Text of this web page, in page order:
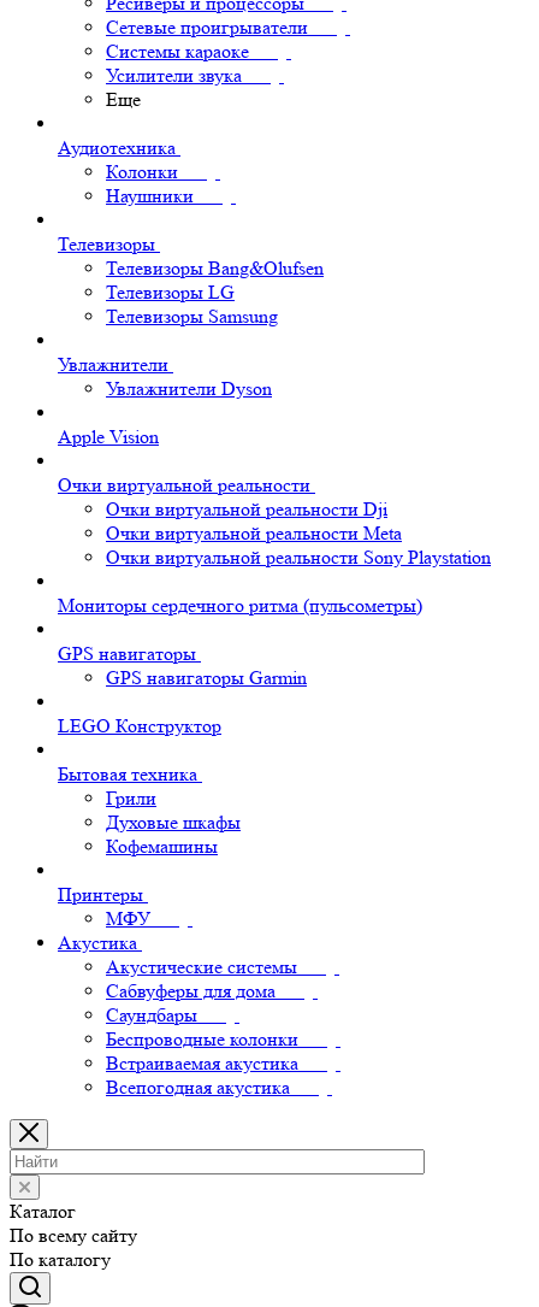
Сетевые проигрыватели
Системы караоке
Усилители звука
Еще
Аудиотехника
Колонки
Наушники
Телевизоры
Телевизоры Bang&Olufsen
Телевизоры LG
Телевизоры Samsung
Увлажнители
Увлажнители Dyson
Apple Vision
Очки виртуальной реальности
Очки виртуальной реальности Dji
Очки виртуальной реальности Meta
Очки виртуальной реальности Sony Playstation
Мониторы сердечного ритма (пульсометры)
GPS навигаторы
GPS навигаторы Garmin
LEGO Конструктор
Бытовая техника
Грили
Духовые шкафы
Кофемашины
Принтеры
МФУ
Акустика
Акустические системы
Сабвуферы для дома
Саундбары
Беспроводные колонки
Встраиваемая акустика
Всепогодная акустика
Каталог
По всему сайту
По каталогу